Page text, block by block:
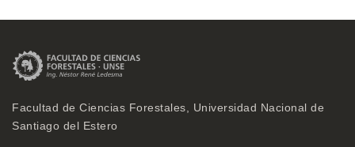
Facultad de Ciencias Forestales, Universidad Nacional de
Santiago del Estero